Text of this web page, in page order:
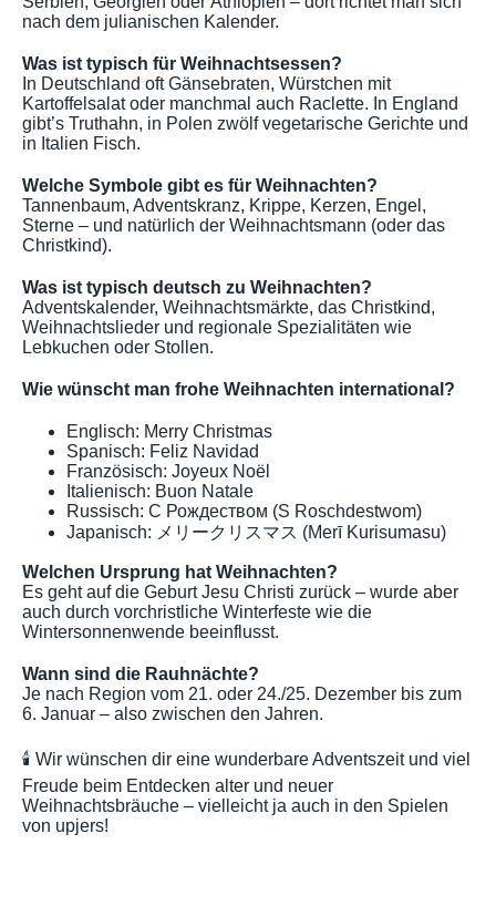
nach dem julianischen Kalender.
Was ist typisch für Weihnachtsessen?
In Deutschland oft Gänsebraten, Würstchen mit
Kartoffelsalat oder manchmal auch Raclette. In England
gibt’s Truthahn, in Polen zwölf vegetarische Gerichte und
in Italien Fisch.
Welche Symbole gibt es für Weihnachten?
Tannenbaum, Adventskranz, Krippe, Kerzen, Engel,
Sterne – und natürlich der Weihnachtsmann (oder das
Christkind).
Was ist typisch deutsch zu Weihnachten?
Adventskalender, Weihnachtsmärkte, das Christkind,
Weihnachtslieder und regionale Spezialitäten wie
Lebkuchen oder Stollen.
Wie wünscht man frohe Weihnachten international?
Englisch: Merry Christmas
Spanisch: Feliz Navidad
Französisch: Joyeux Noël
Italienisch: Buon Natale
Russisch: С Рождеством (S Roschdestwom)
Japanisch: メリークリスマス (Merī Kurisumasu)
Welchen Ursprung hat Weihnachten?
Es geht auf die Geburt Jesu Christi zurück – wurde aber
auch durch vorchristliche Winterfeste wie die
Wintersonnenwende beeinflusst.
Wann sind die Rauhnächte?
Je nach Region vom 21. oder 24./25. Dezember bis zum
6. Januar – also zwischen den Jahren.
🕯️ Wir wünschen dir eine wunderbare Adventszeit und viel
Freude beim Entdecken alter und neuer
Weihnachtsbräuche – vielleicht ja auch in den Spielen
von upjers!